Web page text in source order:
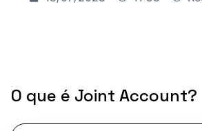
O que é Joint Account?